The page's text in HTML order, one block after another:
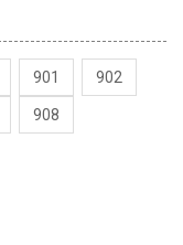
901 902
908